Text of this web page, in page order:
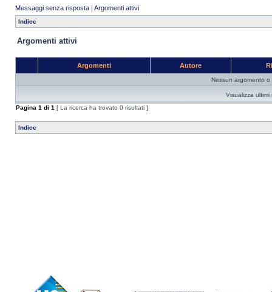
Messaggi senza risposta | Argomenti attivi
Indice
Argomenti attivi
Argomenti Autore
Nessun argomento o
Visualizza ultimi
Pagina 1 di 1 [ La ricerca ha trovato 0 risultati ]
Indice